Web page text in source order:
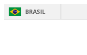
BRASIL